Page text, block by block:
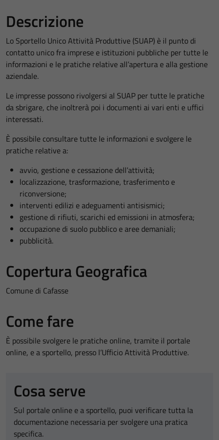
Descrizione
Lo Sportello Unico Attività Produttive (SUAP) è il punto di
contatto unico fra imprese e istituzioni pubbliche per tutte le
informazioni e le pratiche relative all’apertura e alla gestione
aziendale.
Le impresse possono rivolgersi al SUAP per tutte le pratiche
da sbrigare, che inoltrerà poi i documenti ai vari enti e uffici
interessati.
È possibile consultare tutte le informazioni e svolgere le
pratiche relative a:
avvio, gestione e cessazione dell’attività;
localizzazione, trasformazione, trasferimento e
riconversione;
interventi edilizi e adeguamenti antisismici;
gestione di rifiuti, scarichi ed emissioni in atmosfera;
occupazione di suolo pubblico e aree demaniali;
pubblicità.
Copertura Geografica
Comune di Cafasse
Come fare
È possibile svolgere le pratiche online, tramite il portale
online, e a sportello, presso l’Ufficio Attività Produttive.
Cosa serve
Sul portale online e a sportello, puoi verificare tutta la
documentazione necessaria per svolgere una pratica
specifica.